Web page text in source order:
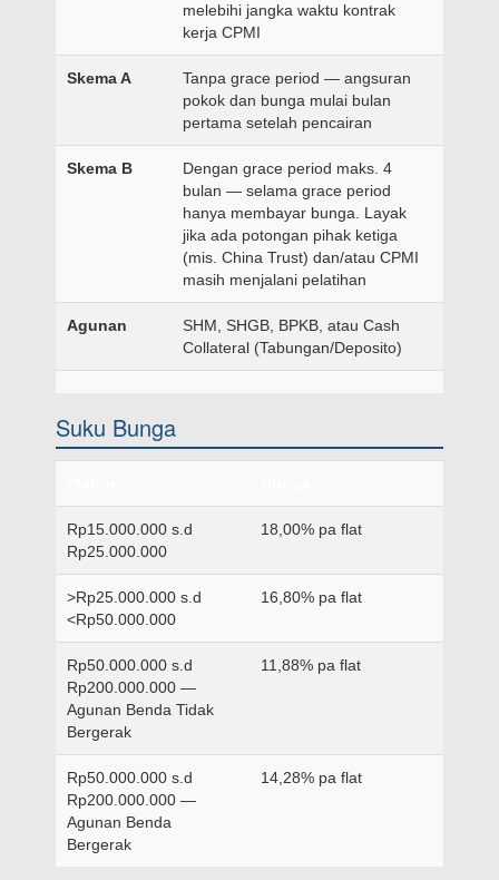
melebihi jangka waktu kontrak
kerja CPMI
Skema A
Tanpa grace period — angsuran
pokok dan bunga mulai bulan
pertama setelah pencairan
Skema B
Dengan grace period maks. 4
bulan — selama grace period
hanya membayar bunga. Layak
jika ada potongan pihak ketiga
(mis. China Trust) dan/atau CPMI
masih menjalani pelatihan
Agunan
SHM, SHGB, BPKB, atau Cash
Collateral (Tabungan/Deposito)
Suku Bunga
Rp15.000.000 s.d
Rp25.000.000
18,00% pa flat
>Rp25.000.000 s.d
<Rp50.000.000
16,80% pa flat
Rp50.000.000 s.d
Rp200.000.000 —
Agunan Benda Tidak
Bergerak
11,88% pa flat
Rp50.000.000 s.d
Rp200.000.000 —
Agunan Benda
Bergerak
14,28% pa flat